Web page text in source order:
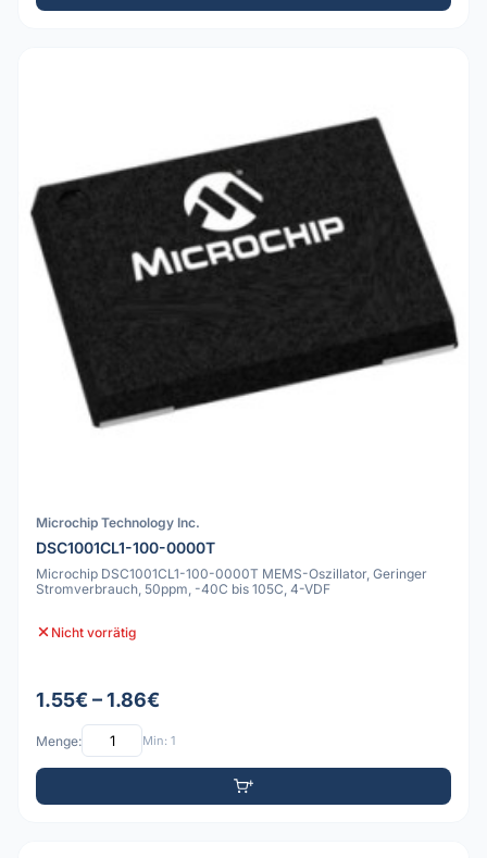
Microchip Technology Inc.
DSC1001CL1-100-0000T
Microchip DSC1001CL1-100-0000T MEMS-Oszillator, Geringer
Stromverbrauch, 50ppm, -40C bis 105C, 4-VDF
Nicht vorrätig
1.55€ – 1.86€
Menge: Min: 1